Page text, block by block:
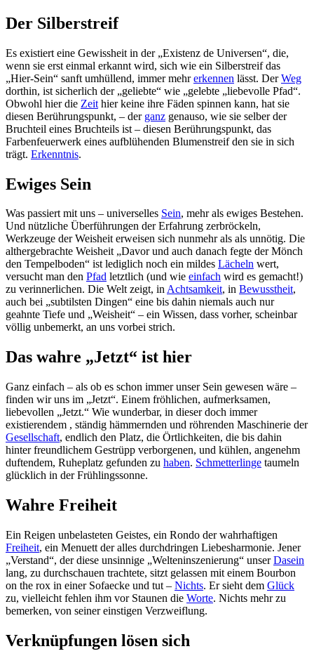
Der Silberstreif
Es existiert eine Gewissheit in der „Existenz de Universen“, die,
wenn sie erst einmal erkannt wird, sich wie ein Silberstreif das
„Hier-Sein“ sanft umhüllend, immer mehrerkennen lässt. DerWeg
dorthin, ist sicherlich der „geliebte“ wie „gelebte „liebevolle Pfad“.
Obwohl hier die Zeit hier keine ihre Fäden spinnen kann, hat sie
diesen Berührungspunkt, – der ganz genauso, wie sie selber der
Bruchteil eines Bruchteils ist – diesen Berührungspunkt, das
Farbenfeuerwerk eines aufblühenden Blumenstreif den sie in sich
trägt. Erkenntnis.
Ewiges Sein
Was passiert mit uns – universelles Sein, mehr als ewiges Bestehen.
Und nützliche Überführungen der Erfahrung zerbröckeln,
Werkzeuge der Weisheit erweisen sich nunmehr als als unnötig. Die
althergebrachte Weisheit „Davor und auch danach fegte der Mönch
den Tempelboden“ ist lediglich noch ein mildes Lächeln wert,
versucht man den Pfad letztlich (und wie einfach wird es gemacht!)
zu verinnerlichen. Die Welt zeigt, inAchtsamkeit, in Bewusstheit,
auch bei „subtilsten Dingen“ eine bis dahin niemals auch nur
geahnte Tiefe und „Weisheit“ – ein Wissen, dass vorher, scheinbar
völlig unbemerkt, an uns vorbei strich.
Das wahre „Jetzt“ ist hier
Ganz einfach – als ob es schon immer unser Sein gewesen wäre –
finden wir uns im „Jetzt“. Einem fröhlichen, aufmerksamen,
liebevollen „Jetzt.“ Wie wunderbar, in dieser doch immer
existierendem , ständig hämmernden und röhrenden Maschinerie der
Gesellschaft, endlich den Platz, die Örtlichkeiten, die bis dahin
hinter freundlichem Gestrüpp verborgenen, und kühlen, angenehm
duftendem, Ruheplatz gefunden zu haben. Schmetterlinge taumeln
glücklich in der Frühlingssonne.
Wahre Freiheit
Ein Reigen unbelasteten Geistes, ein Rondo der wahrhaftigen
Freiheit, ein Menuett der alles durchdringen Liebesharmonie. Jener
„Verstand“, der diese unsinnige „Welteninszenierung“ unserDasein
lang, zu durchschauen trachtete, sitzt gelassen mit einem Bourbon
on the rox in einer Sofaecke und tut – Nichts. Er sieht dem Glück
zu, vielleicht fehlen ihm vor Staunen die Worte. Nichts mehr zu
bemerken, von seiner einstigen Verzweiflung.
Verknüpfungen lösen sich